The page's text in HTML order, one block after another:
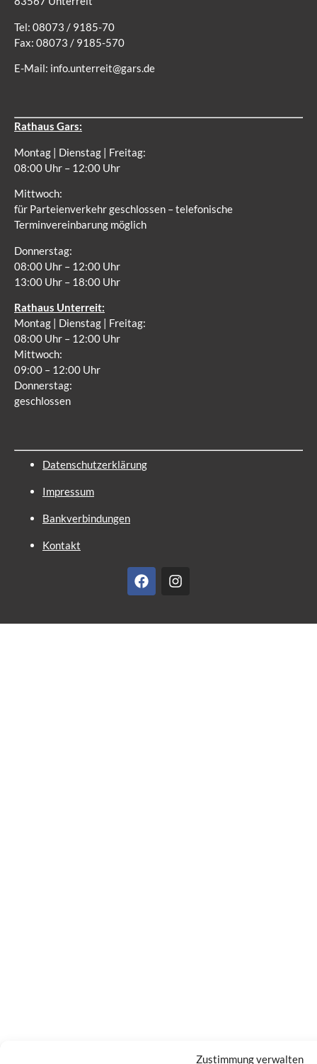
Zustimmung verwalten
Tel: 08073 / 9185-70
Fax: 08073 / 9185-570
E-Mail: info.unterreit@gars.de
Rathaus Gars:
Montag | Dienstag | Freitag:
08:00 Uhr – 12:00 Uhr
Mittwoch:
für Parteienverkehr geschlossen – telefonische
Terminvereinbarung möglich
Donnerstag:
08:00 Uhr – 12:00 Uhr
13:00 Uhr – 18:00 Uhr
Rathaus Unterreit:
Montag | Dienstag | Freitag:
08:00 Uhr – 12:00 Uhr
Mittwoch:
09:00 – 12:00 Uhr
Donnerstag:
geschlossen
Datenschutzerklärung
Impressum
Bankverbindungen
Kontakt